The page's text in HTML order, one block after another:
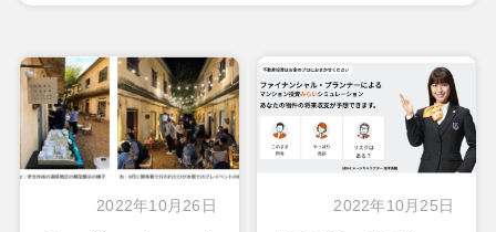
2022年10月26日 2022年10月25日